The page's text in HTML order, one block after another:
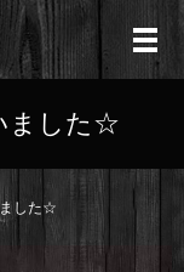
ました☆
した☆